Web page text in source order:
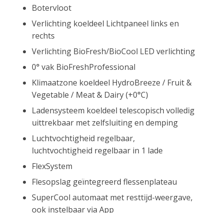
Botervloot
Verlichting koeldeel Lichtpaneel links en
rechts
Verlichting BioFresh/BioCool LED verlichting
0° vak BioFreshProfessional
Klimaatzone koeldeel HydroBreeze / Fruit &
Vegetable / Meat & Dairy (+0°C)
Ladensysteem koeldeel telescopisch volledig
uittrekbaar met zelfsluiting en demping
Luchtvochtigheid regelbaar,
luchtvochtigheid regelbaar in 1 lade
FlexSystem
Flesopslag geïntegreerd flessenplateau
SuperCool automaat met resttijd-weergave,
ook instelbaar via App